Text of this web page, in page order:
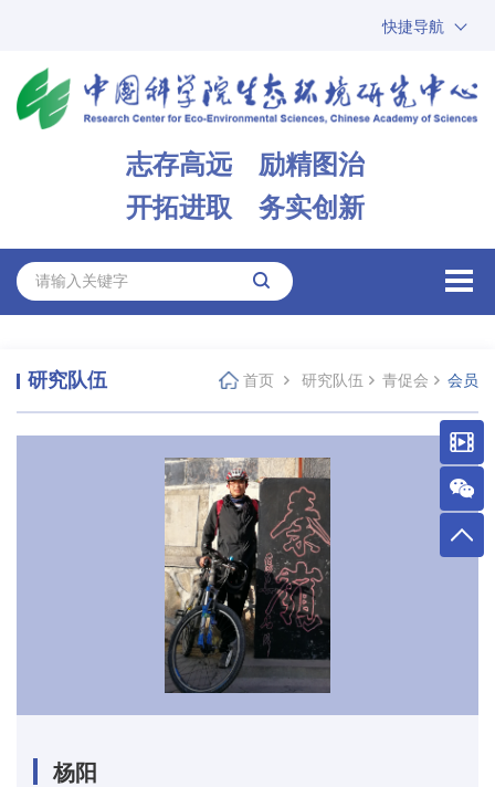
快捷导航
ARP
邮箱
志存高远 励精图治
开拓进取 务实创新
研究队伍 首页 研究队伍 青促会 会员
杨阳